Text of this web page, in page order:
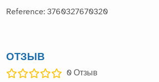
Reference: 3760327670320
ОТЗЫВ
0 Отзыв